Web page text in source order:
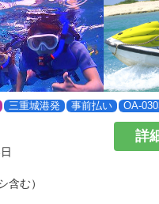
三重城港発 事前払い OA-
含む）
詳